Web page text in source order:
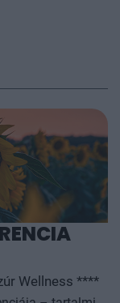
Wellness ****